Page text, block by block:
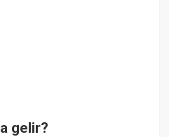
gelir?